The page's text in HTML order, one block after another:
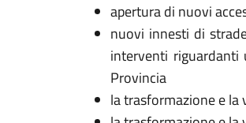
apertura di nuovi
nuovi innesti di
interventi riguardanti
Provincia
la trasformazione e la